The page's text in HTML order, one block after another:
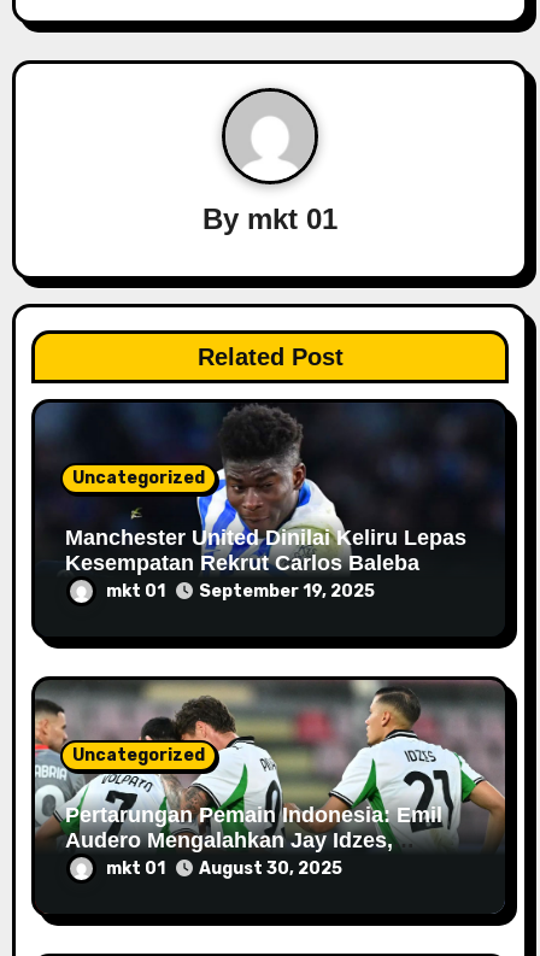
a
v
t
i
o
n
By mkt 01
Related Post
Uncategorized
Manchester United Dinilai Keliru Lepas
Kesempatan Rekrut Carlos Baleba
mkt 01 September 19, 2025
Uncategorized
Pertarungan Pemain Indonesia: Emil
Audero Mengalahkan Jay Idzes,
Cremonese Berada di Puncak
Klasemen Serie A
mkt 01 August 30, 2025